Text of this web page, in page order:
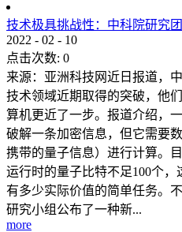
技术极具挑战性：中科院研究
2022 - 02 - 10
点击次数: 0
来源：亚洲科技网近日报道，
技术领域近期取得的突破，他
算机更近了一步。报道介绍，
破解一条加密信息，但它需要
携带的量子信息）进行计算。
运行时的量子比特不足100个
有多少实际价值的简单任务。
研究小组公布了一种新...
more